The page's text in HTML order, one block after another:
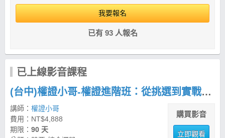
我要報名
已有 93 人報名
已上線影音課程
(台中)權證小哥-權證進階班：從挑選到實戰，建立權證交易策略與風控框架
講師： 權證小哥
費用：NT$4,888
期限： 90 天
購買影音
立即觀看